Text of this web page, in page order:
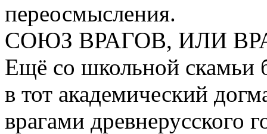
переосмысления.
СОЮЗ ВРАГОВ, ИЛИ
Ещё со школьной скамьи
в тот академический
врагами древнерусского